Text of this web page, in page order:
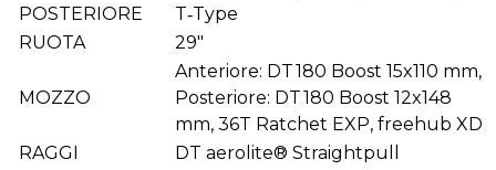
POSTERIORE
T‑Type
RUOTA
29″
MOZZO
Anteriore: DT 180 Boost 15x110 mm,
Posteriore: DT 180 Boost 12x148
mm, 36T Ratchet EXP, freehub XD
RAGGI
DT aerolite® Straightpull